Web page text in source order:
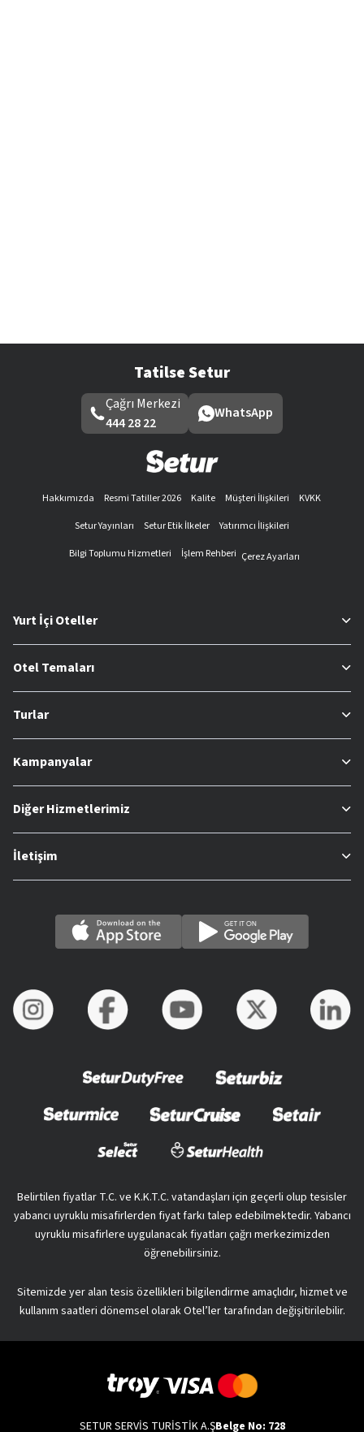
Tatilse Setur
Çağrı Merkezi
444 28 22
WhatsApp
Hakkımızda Resmi Tatiller 2026 Kalite Müşteri İlişkileri
KVKK
Setur Yayınları
Setur Etik İlkeler
Yatırımcı İlişkileri
Bilgi Toplumu Hizmetleri
İşlem Rehberi Çerez Ayarları
Yurt İçi Oteller
Otel Temaları
Turlar
Kampanyalar
Diğer Hizmetlerimiz
İletişim
Belirtilen fiyatlar T.C. ve K.K.T.C. vatandaşları için geçerli olup tesisler
yabancı uyruklu misafirlerden fiyat farkı talep edebilmektedir. Yabancı
uyruklu misafirlere uygulanacak fiyatları çağrı merkezimizden
öğrenebilirsiniz.
Sitemizde yer alan tesis özellikleri bilgilendirme amaçlıdır, hizmet ve
kullanım saatleri dönemsel olarak Otel’ler tarafından değişitirilebilir.
SETUR SERVİS TURİSTİK A.ŞBelge No: 728